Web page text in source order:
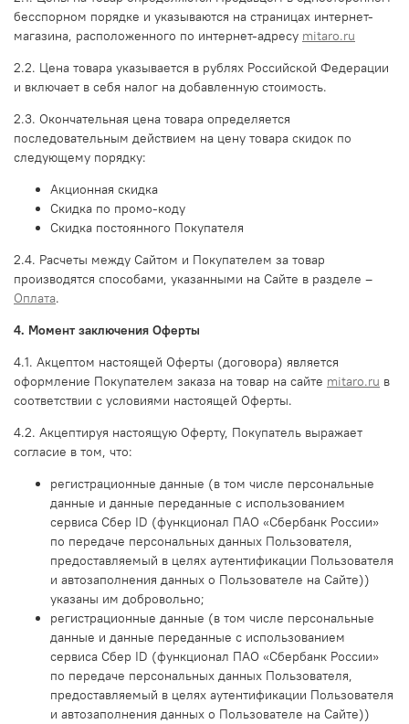
бесспорном порядке и указываются на страницах интернет-
магазина, расположенного по интернет-адресу mitaro.ru
2.2. Цена товара указывается в рублях Российской Федерации
и включает в себя налог на добавленную стоимость.
2.3. Окончательная цена товара определяется
последовательным действием на цену товара скидок по
следующему порядку:
Акционная скидка
Скидка по промо-коду
Скидка постоянного Покупателя
2.4. Расчеты между Сайтом и Покупателем за товар
производятся способами, указанными на Сайте в разделе –
Оплата.
4. Момент заключения Оферты
4.1. Акцептом настоящей Оферты (договора) является
оформление Покупателем заказа на товар на сайте mitaro.ru в
соответствии с условиями настоящей Оферты.
4.2. Акцептируя настоящую Оферту, Покупатель выражает
согласие в том, что:
регистрационные данные (в том числе персональные
данные и данные переданные с использованием
сервиса Сбер ID (функционал ПАО «Сбербанк России»
по передаче персональных данных Пользователя,
предоставляемый в целях аутентификации Пользователя
и автозаполнения данных о Пользователе на Сайте))
указаны им добровольно;
регистрационные данные (в том числе персональные
данные и данные переданные с использованием
сервиса Сбер ID (функционал ПАО «Сбербанк России»
по передаче персональных данных Пользователя,
предоставляемый в целях аутентификации Пользователя
и автозаполнения данных о Пользователе на Сайте))